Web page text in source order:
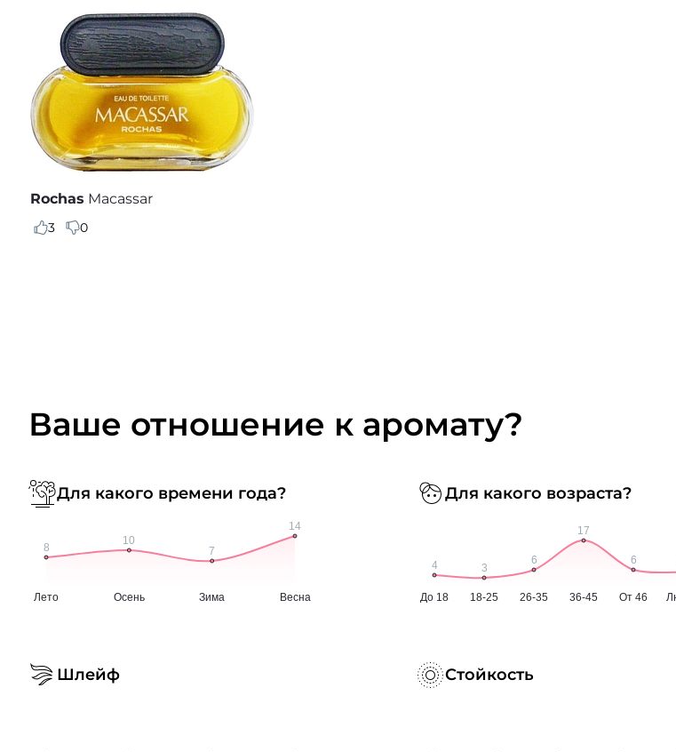
Rochas Macassar
3 0
Ваше отношение к аромату?
Для какого времени года? Для какого возраста?
Шлейф Стойкость